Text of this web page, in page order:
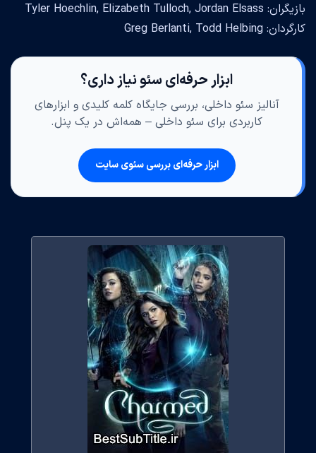
بازیگران: Tyler Hoechlin, Elizabeth Tulloch, Jordan Elsass
کارگردان: Greg Berlanti, Todd Helbing
ابزار حرفه‌ای سئو نیاز داری؟
آنالیز سئو داخلی، بررسی جایگاه کلمه کلیدی و ابزارهای
کاربردی برای سئو داخلی – همه‌اش در یک پنل.
ابزار حرفه‌ای بررسی سئوی سایت